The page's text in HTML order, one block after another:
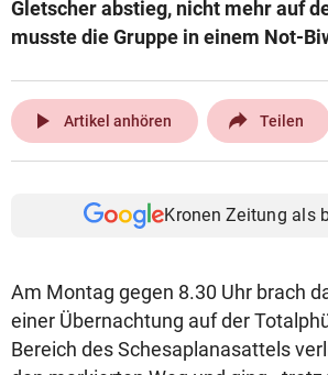
Gletscher abstieg, nicht mehr auf
musste die Gruppe in einem Not-
play_arrow Artikel anhören Teilen
Kronen Zeitung als
Am Montag gegen 8.30 Uhr brach
einer Übernachtung auf der
Bereich des Schesaplanasattels